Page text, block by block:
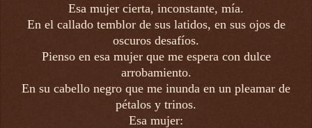
Esa mujer cierta, inconstante, mía.
En el callado temblor de sus latidos, en sus ojos de
oscuros desafíos.
Pienso en esa mujer que me espera con dulce
arrobamiento.
En su cabello negro que me inunda en un pleamar de
pétalos y trinos.
Esa mujer: